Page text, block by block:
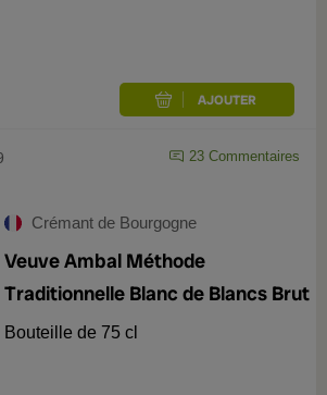
23 Commentaires
Crémant de Bourgogne
Veuve Ambal Méthode
Traditionnelle Blanc de Blancs Brut
Bouteille de 75 cl